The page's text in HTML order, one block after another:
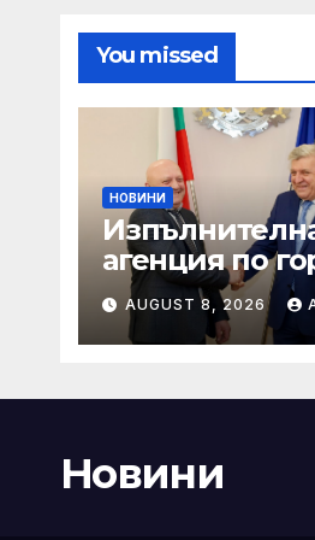
You missed
НОВИНИ
агенция по
| Новини
AUGUST 8, 2026
Новини